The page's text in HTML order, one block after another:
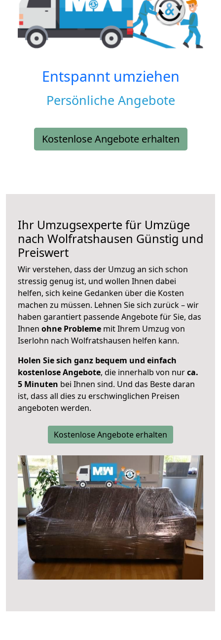
Entspannt umziehen
Persönliche Angebote
Kostenlose Angebote erhalten
Ihr Umzugsexperte für Umzüge
nach Wolfratshausen Günstig und
Preiswert
Wir verstehen, dass der Umzug an sich schon
stressig genug ist, und wollen Ihnen dabei
helfen, sich keine Gedanken über die Kosten
machen zu müssen. Lehnen Sie sich zurück – wir
haben garantiert passende Angebote für Sie, das
Ihnen ohne Probleme mit Ihrem Umzug von
Iserlohn nach Wolfratshausen helfen kann.
Holen Sie sich ganz bequem und einfach
kostenlose Angebote, die innerhalb von nurca.
5 Minuten bei Ihnen sind. Und das Beste daran
ist, dass all dies zu erschwinglichen Preisen
angeboten werden.
Kostenlose Angebote erhalten